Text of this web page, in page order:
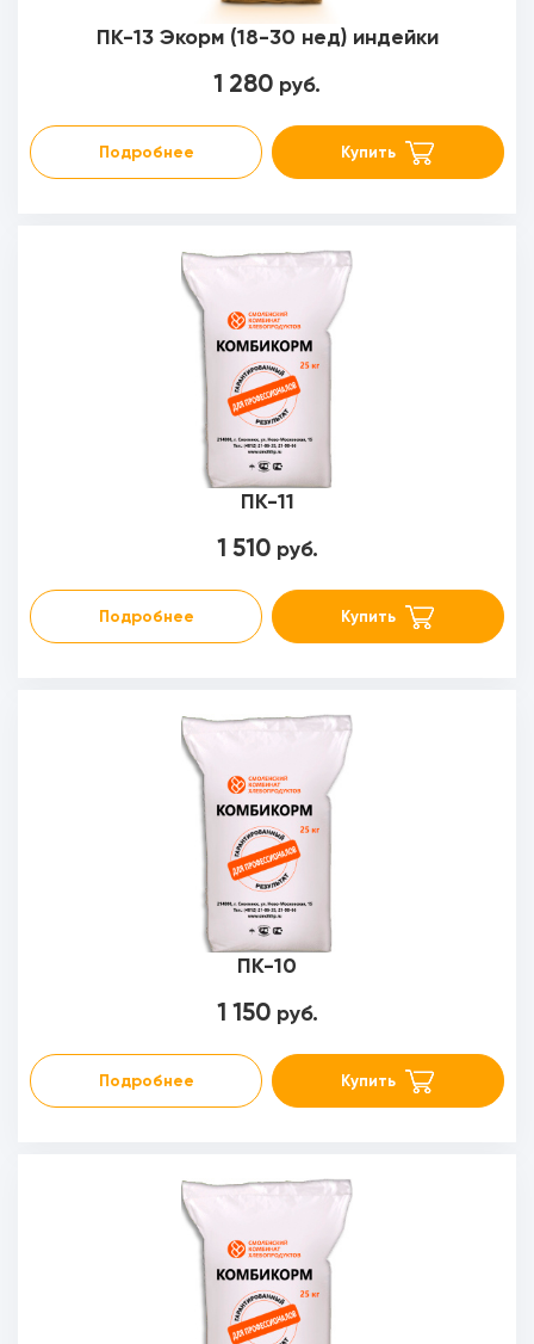
ПК-13 Экорм (18-30 нед) индейки
1 280 руб.
Подробнее Купить
ПК-11
1 510руб.
Подробнее Купить
ПК-10
1 150руб.
Подробнее Купить